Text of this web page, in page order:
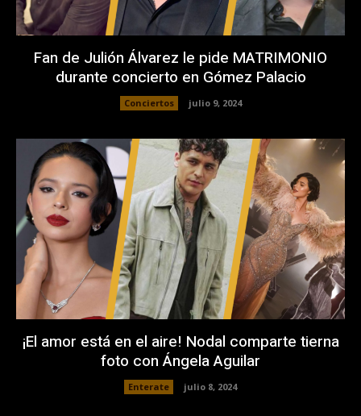
Fan de Julión Álvarez le pide MATRIMONIO
durante concierto en Gómez Palacio
Conciertos julio 9, 2024
¡El amor está en el aire! Nodal comparte tierna
foto con Ángela Aguilar
Enterate julio 8, 2024